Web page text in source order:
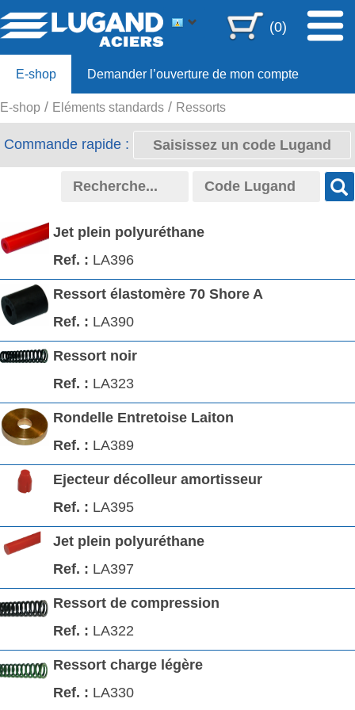
(0)
E-shop Demander l’ouverture de mon compte
Offre 80ans
E-shop Eléments standards Ressorts
Commande rapide :
Jet plein polyuréthane
LA396
Ressort élastomère 70 Shore A
LA390
Ressort noir
LA323
Rondelle Entretoise Laiton
LA389
Ejecteur décolleur amortisseur
LA395
Jet plein polyuréthane
LA397
Ressort de compression
LA322
Ressort charge légère
LA330